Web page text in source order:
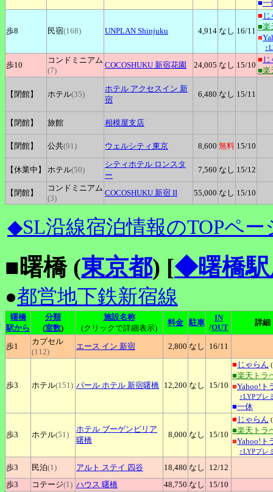
■一
歩8 民宿(168) UNPLAN Shinjuku 4,914 なし 16/11
■
■楽
■
歩10
コンドミニアム
(7)
COCOSHUKU 新宿花園 24,005 なし 15/10
■
■楽
【閉館】 ホテル(35)
ホテル アクセスイン 新
宿
6,480 なし 15/11
【閉館】 旅館 相模屋支店
【閉館】 公共(91) ウェルシティ東京 8,600 無料 15/10
【休業中】 ホテル(50)
シティホテル ロンスタ
ー
7,560 なし 15/12
【閉館】
コンドミニアム
(3)
COCOSHUKU 新宿 II 55,000 なし 15/10
◆SL沿線宿泊情報のTOPペー
■曙橋 (東京都) [◆曙橋駅
●都営地下鉄新宿線
曙橋
駅から
分類
(室数)
施設名称
(クリックで詳細表示)
料金 駐車
IN
/OUT
詳細
歩1
カプセル
(112)
エース イン 新宿 2,800 なし 16/11
歩3 ホテル(151) パール ホテル 新宿曙橋 12,200 なし 15/10
■ じゃらん (
■楽天トラ
■Yahoo!ト
↑LYPプレ
■一休
歩3 ホテル(51)
ホテル ブーゲンビリア
曙橋
8,000 なし 15/10
■ じゃらん (
■楽天トラ
■Yahoo!ト
↑LYPプレ
歩3 民泊(1) アルト ステイ 四谷 18,480 なし 12/12
歩3
コテージ(1) ハウス 曙橋 48,750 なし 15/10